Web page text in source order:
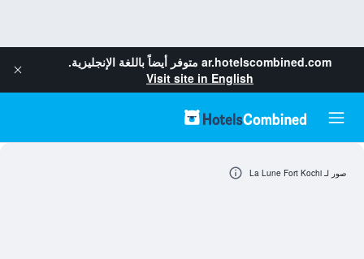
ar.hotelscombined.com متوفر أيضاً باللغة الإنجليزية.
Visit site in English
صور لـ La Lune Fort Kochi